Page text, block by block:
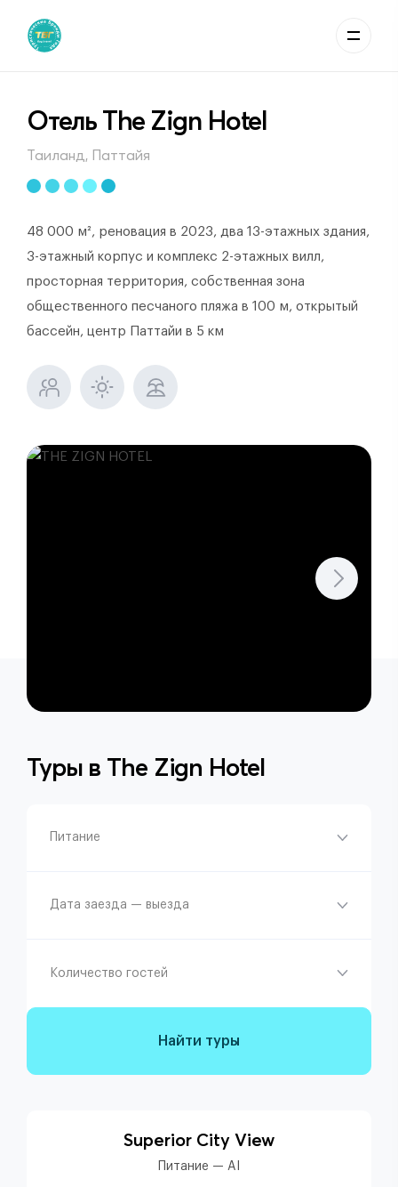
Отель The Zign Hotel
Таиланд, Паттайя
48 000 м², реновация в 2023, два 13-этажных здания,
3-этажный корпус и комплекс 2-этажных вилл,
просторная территория, собственная зона
общественного песчаного пляжа в 100 м, открытый
бассейн, центр Паттайи в 5 км
Туры в The Zign Hotel
Питание
Дата заезда — выезда
Количество гостей
Найти туры
Superior City View
Питание — AI